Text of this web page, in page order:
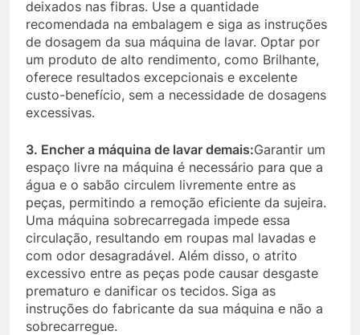
deixados nas fibras. Use a quantidade
recomendada na embalagem e siga as instruções
de dosagem da sua máquina de lavar. Optar por
um produto de alto rendimento, como Brilhante,
oferece resultados excepcionais e excelente
custo-benefício, sem a necessidade de dosagens
excessivas.
3. Encher a máquina de lavar demais:Garantir um
espaço livre na máquina é necessário para que a
água e o sabão circulem livremente entre as
peças, permitindo a remoção eficiente da sujeira.
Uma máquina sobrecarregada impede essa
circulação, resultando em roupas mal lavadas e
com odor desagradável. Além disso, o atrito
excessivo entre as peças pode causar desgaste
prematuro e danificar os tecidos. Siga as
instruções do fabricante da sua máquina e não a
sobrecarregue.